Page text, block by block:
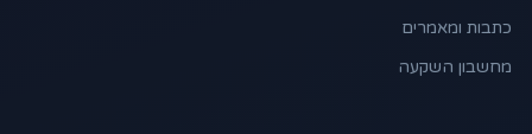
כתבות ומאמרים
מחשבון השקעה